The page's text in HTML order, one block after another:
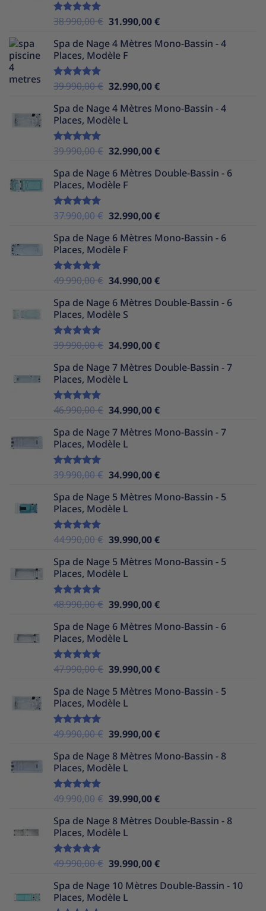
Note5.00
38.990,00€ Le
initial
était :
31.990,00€Le
actuel
Spa de Nage 4 Mètres Mono-Bassin - 4
Places, Modèle F
Note5.00
39.990,00€ Le
initial
était :
32.990,00€Le
actuel
Spa de Nage 4 Mètres Mono-Bassin - 4
Places, Modèle L
Note5.00
39.990,00€ Le
initial
était :
32.990,00€Le
actuel
Spa de Nage 6 Mètres Double-Bassin - 6
Places, Modèle F
Note5.00
37.990,00€ Le
initial
était :
32.990,00€Le
actuel
Spa de Nage 6 Mètres Mono-Bassin - 6
Places, Modèle F
Note5.00
49.990,00€ Le
initial
était :
34.990,00€Le
actuel
Spa de Nage 6 Mètres Double-Bassin - 6
Places, Modèle S
Note5.00
39.990,00€ Le
initial
était :
34.990,00€Le
actuel
Spa de Nage 7 Mètres Double-Bassin - 7
Places, Modèle L
Note5.00
46.990,00€ Le
initial
était :
34.990,00€Le
actuel
Spa de Nage 7 Mètres Mono-Bassin - 7
Places, Modèle L
Note5.00
39.990,00€ Le
initial
était :
34.990,00€Le
actuel
Spa de Nage 5 Mètres Mono-Bassin - 5
Places, Modèle L
Note5.00
44.990,00€ Le
initial
était :
39.990,00€Le
actuel
Spa de Nage 5 Mètres Mono-Bassin - 5
Places, Modèle L
Note5.00
48.990,00€ Le
initial
était :
39.990,00€Le
actuel
Spa de Nage 6 Mètres Mono-Bassin - 6
Places, Modèle L
Note5.00
47.990,00€ Le
initial
était :
39.990,00€Le
actuel
Spa de Nage 5 Mètres Mono-Bassin - 5
Places, Modèle L
Note5.00
49.990,00€ Le
initial
était :
39.990,00€Le
actuel
Spa de Nage 8 Mètres Mono-Bassin - 8
Places, Modèle L
Note5.00
49.990,00€ Le
initial
était :
39.990,00€Le
actuel
Spa de Nage 8 Mètres Double-Bassin - 8
Places, Modèle L
Note5.00
49.990,00€ Le
initial
était :
39.990,00€Le
actuel
Spa de Nage 10 Mètres Double-Bassin - 10
Places, Modèle L